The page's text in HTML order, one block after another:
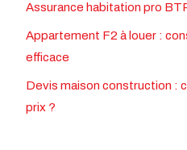
Assurance habitation pro
Appartement F2 à louer :
efficace
Devis maison construction :
prix ?